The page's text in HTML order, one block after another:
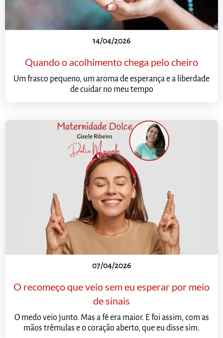
14/04/2026
Quando o acolhimento chega pelo cheiro
Um frasco pequeno, um aroma de esperança e a liberdade
de cuidar no meu tempo
07/04/2026
O recomeço que veio sem eu esperar por meio
de sinais
O medo veio junto. Mas a fé era maior. E foi assim, com as
mãos trêmulas e o coração aberto, que eu disse sim.